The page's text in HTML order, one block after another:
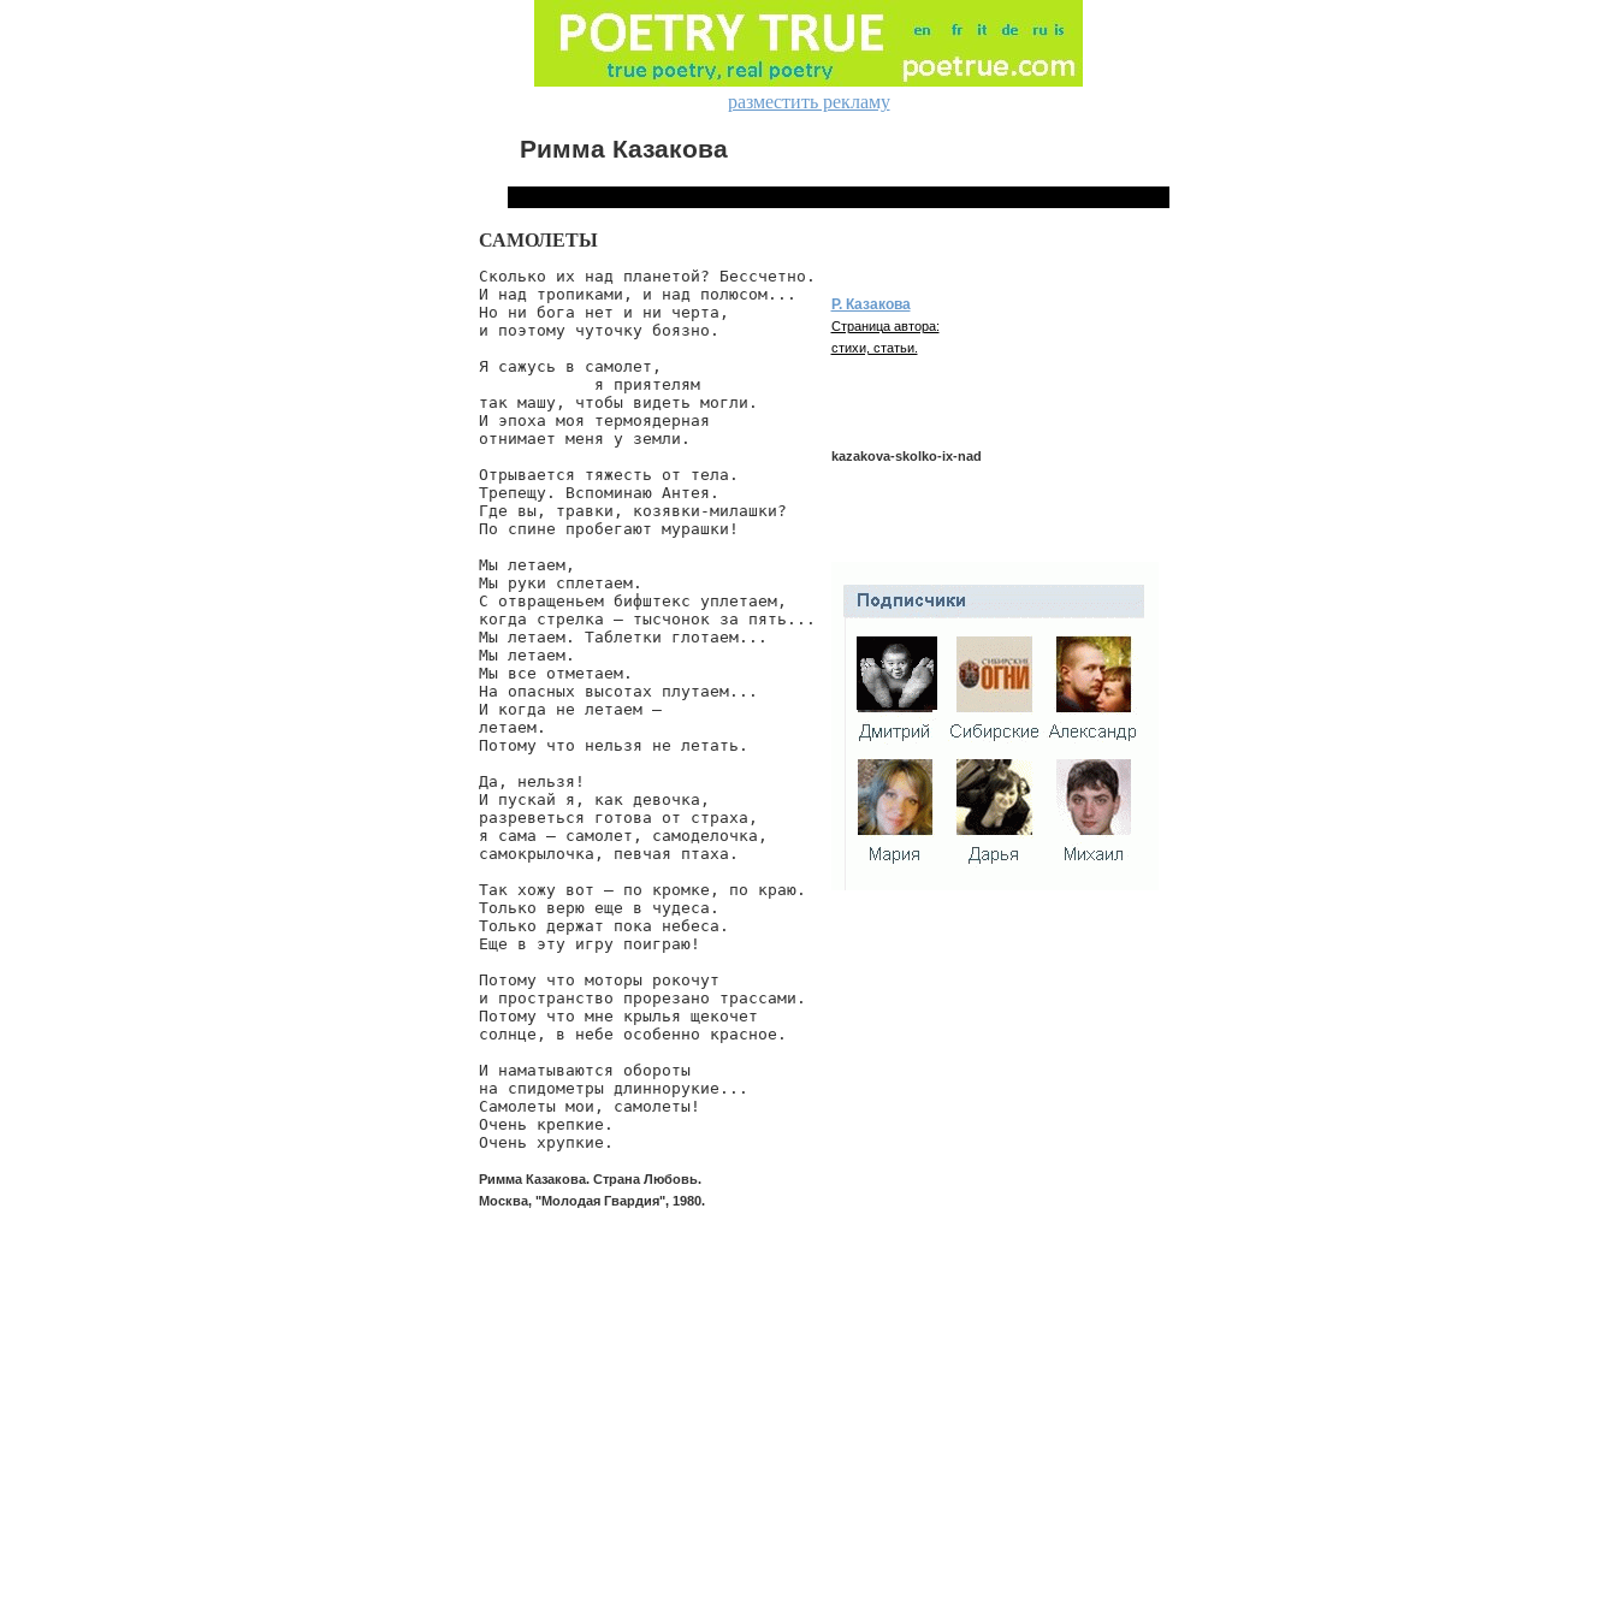
разместить рекламу
Римма Казакова
САМОЛЕТЫ
Сколько их над планетой? Бессчетно.
И над тропиками, и над полюсом...
Но ни бога нет и ни черта,
и поэтому чуточку боязно.
Я сажусь в самолет,
            я приятелям
так машу, чтобы видеть могли.
И эпоха моя термоядерная
отнимает меня у земли.
Отрывается тяжесть от тела.
Трепещу. Вспоминаю Антея.
Где вы, травки, козявки-милашки?
По спине пробегают мурашки!
Мы летаем,
Мы руки сплетаем.
С отвращеньем бифштекс уплетаем,
когда стрелка — тысчонок за пять...
Мы летаем. Таблетки глотаем...
Мы летаем.
Мы все отметаем.
На опасных высотах плутаем...
И когда не летаем —
летаем.
Потому что нельзя не летать.
Да, нельзя!
И пускай я, как девочка,
разреветься готова от страха,
я сама — самолет, самоделочка,
самокрылочка, певчая птаха.
Так хожу вот — по кромке, по краю.
Только верю еще в чудеса.
Только держат пока небеса.
Еще в эту игру поиграю!
Потому что моторы рокочут
и пространство прорезано трассами.
Потому что мне крылья щекочет
солнце, в небе особенно красное.
И наматываются обороты
на спидометры длиннорукие...
Самолеты мои, самолеты!
Очень крепкие.
Очень хрупкие.
Римма Казакова. Страна Любовь.
Москва, "Молодая Гвардия", 1980.
Р. Казакова
Страница автора:
стихи, статьи.
kazakova-skolko-ix-nad